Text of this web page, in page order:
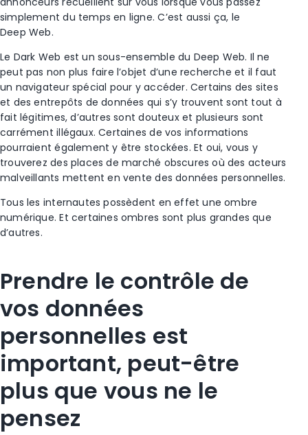
simplement du temps en ligne. C’est aussi ça, le
Deep Web.
Le Dark Web est un sous-ensemble du Deep Web. Il ne
peut pas non plus faire l’objet d’une recherche et il faut
un navigateur spécial pour y accéder. Certains des sites
et des entrepôts de données qui s’y trouvent sont tout à
fait légitimes, d’autres sont douteux et plusieurs sont
carrément illégaux. Certaines de vos informations
pourraient également y être stockées. Et oui, vous y
trouverez des places de marché obscures où des acteurs
malveillants mettent en vente des données personnelles.
Tous les internautes possèdent en effet une ombre
numérique. Et certaines ombres sont plus grandes que
d’autres.
Prendre le contrôle de
vos données
personnelles est
important, peut-être
plus que vous ne le
pensez